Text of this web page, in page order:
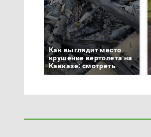
Как выглядит место
крушение вертолета на
Кавказе: смотреть